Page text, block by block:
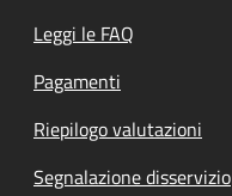
Leggi le FAQ
Pagamenti
Riepilogo valutazioni
Segnalazione disservizio